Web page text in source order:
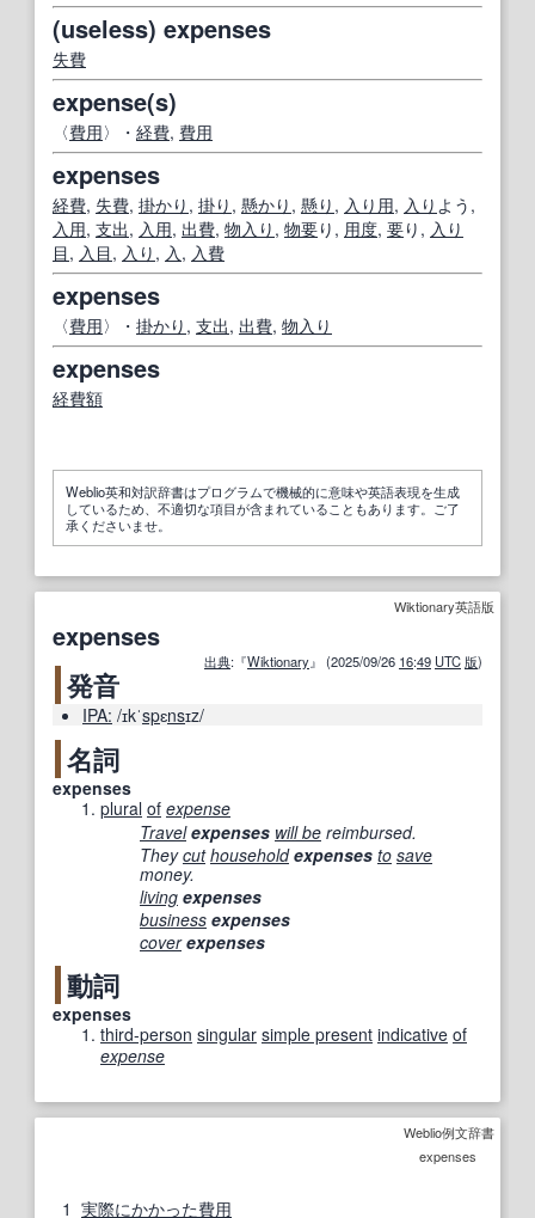
(useless) expenses
失費
expense(s)
〈費用〉・ 経費, 費用
expenses
経費, 失費, 掛かり , 掛り , 懸かり , 懸り , 入り用, 入り よう,
入用, 支出, 入用, 出費, 物入り , 物要り, 用度, 要り, 入り
目, 入目, 入り , 入, 入費
expenses
〈費用〉・ 掛かり , 支出, 出費, 物入り
expenses
経費額
Weblio英和対訳辞書はプログラムで機械的に意味や英語表現を生成
しているため、不適切な項目が含まれていることもあります。ご了
承くださいませ。
Wiktionary英語版
expenses
出典:『Wiktionary』 (2025/09/26 16:49 UTC 版)
発音
IPA: /ɪkˈspɛnsɪz/
名詞
expenses
plural of expense
Travel expenses will be reimbursed.
Theycut household expenses to save
money.
living expenses
business expenses
cover expenses
動詞
expenses
third-person singular simple present indicative of
expense
Weblio例文辞書
expenses
1 実際にかかった費用